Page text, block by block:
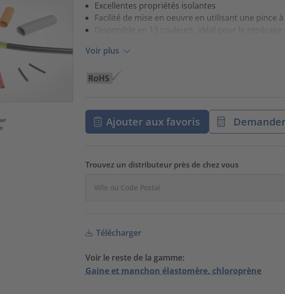
Excellentes propriétés isolantes
Facilité de mise en oeuvre en utilisant une pince
Disponible en 13 couleurs, idéal pour le repérage
Voir plus
Ajouter aux favoris
Trouvez un distributeur près de chez vous
Télécharger
Voir le reste de la gamme:
Gaine et manchon élastomère, chloroprène